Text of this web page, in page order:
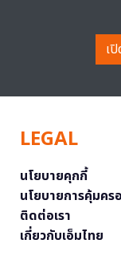
เ
LEGAL
นโยบายคุกกี้
นโยบายการคุ้มค
ติดต่อเรา
เกี่ยวกับเอ็มไทย